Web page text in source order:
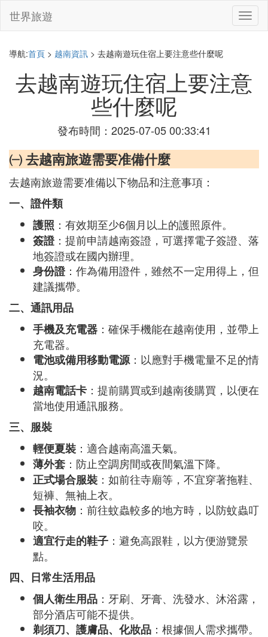
切
換
世界旅遊
導航:首頁 > 越南資訊 > 去越南遊玩住宿上要注意些什麼呢
去越南遊玩住宿上要注意
些什麼呢
發布時間：2025-07-05 00:33:41
㈠ 去越南旅遊需要准備什麼
去越南旅遊需要准備以下物品和注意事項：
一、證件類
護照 ：有效期至少6個月以上的護照原件。
簽證：提前申請越南簽證，可選擇電子簽證、落
地簽證或在國內辦理。
身份證：作為備用證件，雖然不一定用得上，但
建議攜帶。
二、通訊用品
手機及充電器 ：確保手機能在越南使用，並帶上
充電器。
電池或備用移動電源 ：以應對手機電量不足的情
況。
越南電話卡 ：提前購買或到越南後購買，以便在
當地使用通訊服務。
三、服裝
輕便夏裝 ：適合越南高溫天氣。
薄外套 ：防止空調房間或夜間氣溫下降。
正式場合服裝 ：如前往寺廟等，不宜穿著拖鞋、
短褲、無袖上衣。
長袖衣物 ：前往蚊蟲較多的地方時，以防蚊蟲叮
咬。
適宜行走的鞋子 ：避免高跟鞋，以方便游覽景
點。
四、日常生活用品
個人衛生用品 ：牙刷、牙膏、洗發水、沐浴露，
部分酒店可能不提供。
剃須刀、護膚品、化妝品 ：根據個人需求攜帶。